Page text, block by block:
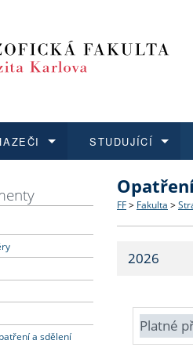
Struktura
Strategie
Fakultní
Co
Učitelské
STUDUJÍCÍ
O vědě a
Aktuální
a sdělení
FF > Fakulta >
2026
Platné